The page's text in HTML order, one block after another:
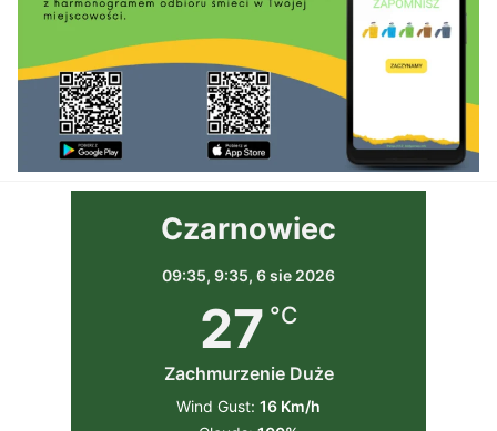
Czarnowiec
09:35, 9:35, 6 sie 2026
27 °C
Zachmurzenie Duże
Wind Gust: 16 Km/h